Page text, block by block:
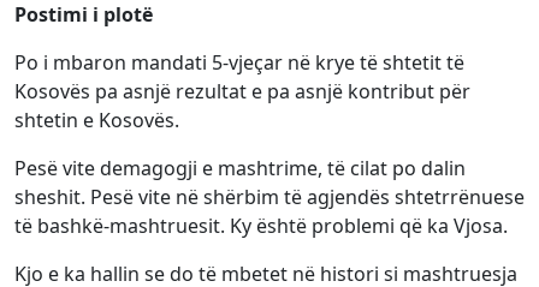
Postimi i plotë
Po i mbaron mandati 5-vjeçar në krye të shtetit të
Kosovës pa asnjë rezultat e pa asnjë kontribut për
shtetin e Kosovës.
Pesë vite demagogji e mashtrime, të cilat po dalin
sheshit. Pesë vite në shërbim të agjendës shtetrrënuese
të bashkë-mashtruesit. Ky është problemi që ka Vjosa.
Kjo e ka hallin se do të mbetet në histori si mashtruesja